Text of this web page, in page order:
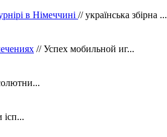
в Німеччині // українська збірна ...
// Успех мобильной иг...
ісп...